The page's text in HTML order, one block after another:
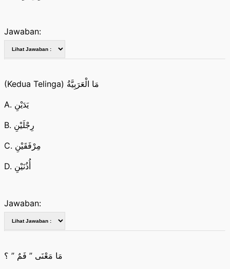
Jawaban:
(Kedua Telinga) مَا الْعَرَبِيَّةُ
A. يَدَيْنِ
B. رِجْلَيْنِ
C. مِرْفَقَيْنِ
D. أُذُنَيْنِ
Jawaban:
مَا مَعْنَى ” فَمٌ ” ؟